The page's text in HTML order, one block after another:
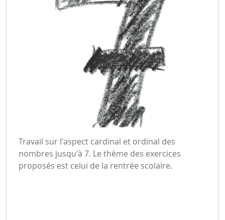
Travail sur l'aspect cardinal et ordinal des
nombres jusqu'à 7. Le thème des exercices
proposés est celui de la rentrée scolaire.